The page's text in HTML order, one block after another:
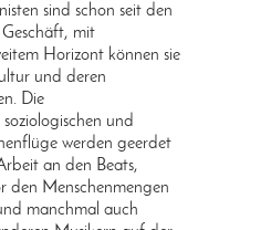
sind schon seit den
Geschäft, mit
Horizont können sie
und deren
Die
und
werden geerdet
an den Beats,
den Menschenmengen
manchmal auch